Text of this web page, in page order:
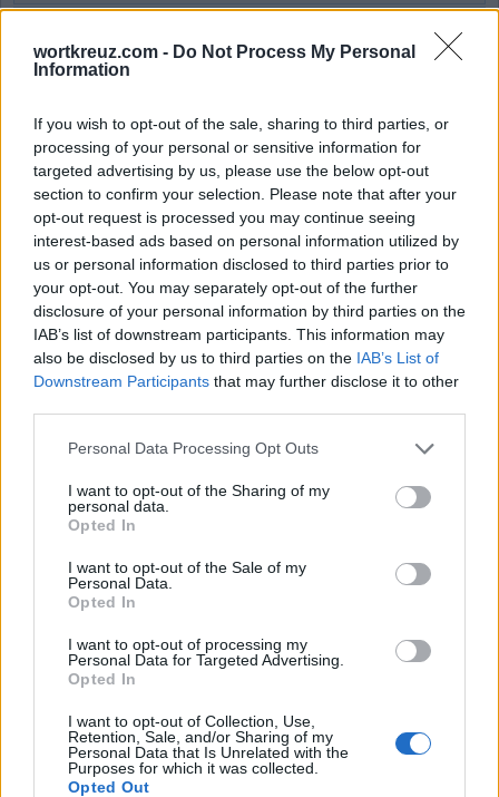
wortkreuz.com - Do Not Process My Personal
Information
If you wish to opt-out of the sale, sharing to third parties, or
processing of your personal or sensitive information for
targeted advertising by us, please use the below opt-out
section to confirm your selection. Please note that after your
opt-out request is processed you may continue seeing
interest-based ads based on personal information utilized by
us or personal information disclosed to third parties prior to
your opt-out. You may separately opt-out of the further
disclosure of your personal information by third parties on the
IAB’s list of downstream participants. This information may
also be disclosed by us to third parties on the IAB’s List of
Downstream Participants that may further disclose it to other
Personal Data Processing Opt Outs
I want to opt-out of the Sharing of my
personal data.
Opted In
I want to opt-out of the Sale of my
Personal Data.
Opted In
I want to opt-out of processing my
Personal Data for Targeted Advertising.
Opted In
I want to opt-out of Collection, Use,
Retention, Sale, and/or Sharing of my
Personal Data that Is Unrelated with the
Purposes for which it was collected.
Opted Out
Wort Kreuz Level 2056
Wort Kreuz Level 2057
Wort Kreuz Level 2058
Wort Kreuz Level 2059
Wort Kreuz Level 2060
Wort Kreuz Level 2061
Wort Kreuz Level 2062
Wort Kreuz Level 2063
Wort Kreuz Level 2064
Wort Kreuz Level 2065
Wort Kreuz Level 2066
Wort Kreuz Level 2067
Wort Kreuz Level 2069
Wort Kreuz Level 2070
Wort Kreuz Level 2071
Wort Kreuz Level 2073
Wort Kreuz Level 2074
Wort Kreuz Level 2075
Wort Kreuz Level 2076